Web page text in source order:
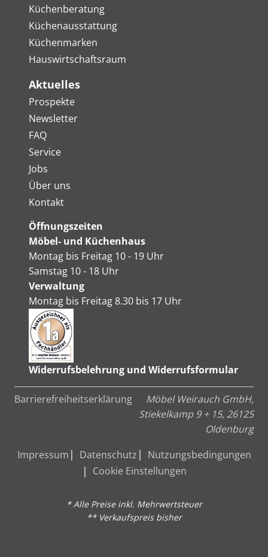
Küchenberatung
Küchenausstattung
Küchenmarken
Hauswirtschaftsraum
Aktuelles
Prospekte
Newsletter
FAQ
Service
Jobs
Über uns
Kontakt
Öffnungszeiten
Möbel- und Küchenhaus
Montag bis Freitag 10 - 19 Uhr
Samstag 10 - 18 Uhr
Verwaltung
Montag bis Freitag 8.30 bis 17 Uhr
Widerrufsbelehrung und Widerrufsformular
Barrierefreiheitserklärung
Möbel Weirauch GmbH,
Stiekelkamp 9 + 15, 26125
Oldenburg
Impressum
Datenschutz
Nutzungsbedingungen
Cookie Einstellungen
* Alle Preise inkl. Mehrwertsteuer
** Verkaufspreis bisher